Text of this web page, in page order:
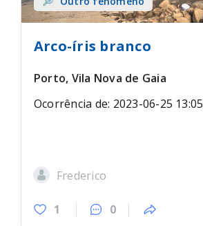
Arco-íris branco
Porto, Vila Nova de Gaia
Ocorrência de: 2023-06-25 13:05
Frederico
1 0